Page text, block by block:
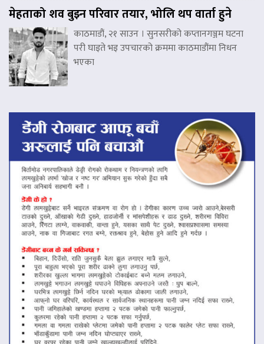
मेहताको शव बुझ्न परिवार तयार, भोलि थप वार्ता हुने
काठमाडौं, २१ साउन । सुनसरीको कप्तानगञ्जम घटना
परी घाइते भइ उपचारको क्रममा काठमाडौंमा निधन
भएका